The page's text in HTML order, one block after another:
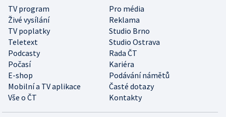
TV program
Pro média
Živé vysílání
Reklama
TV poplatky
Studio Brno
Teletext
Studio Ostrava
Podcasty
Rada ČT
Počasí
Kariéra
E-shop
Podávání námětů
Mobilní a TV aplikace
Časté dotazy
Vše o ČT
Kontakty